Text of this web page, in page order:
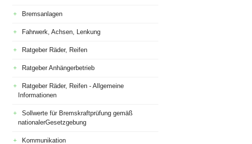
Bremsanlagen
Fahrwerk, Achsen, Lenkung
Ratgeber Räder, Reifen
Ratgeber Anhängerbetrieb
Ratgeber Räder, Reifen - Allgemeine
Informationen
Sollwerte für Bremskraftprüfung gemäß
nationalerGesetzgebung
Kommunikation